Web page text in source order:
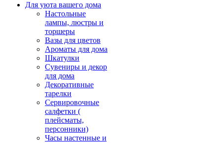
Для уюта вашего дома
Настольные
лампы, люстры и
торшеры
Вазы для цветов
Ароматы для дома
Шкатулки
Сувениры и декор
для дома
Декоративные
тарелки
Сервировочные
салфетки (
плейсматы,
персонники)
Часы настенные и